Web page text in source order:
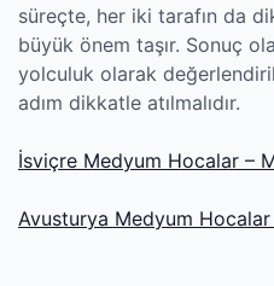
süreçte, her iki tarafın da
büyük önem taşır. Sonuç
yolculuk olarak
adım dikkatle atılmalıdır.
İsviçre Medyum Hocalar –
Avusturya Medyum